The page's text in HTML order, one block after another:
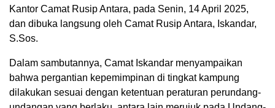
Kantor Camat Rusip Antara, pada Senin, 14 April 2025,
dan dibuka langsung oleh Camat Rusip Antara, Iskandar,
S.Sos.
Dalam sambutannya, Camat Iskandar menyampaikan
bahwa pergantian kepemimpinan di tingkat kampung
dilakukan sesuai dengan ketentuan peraturan perundang-